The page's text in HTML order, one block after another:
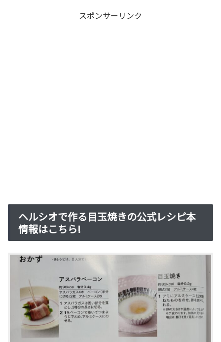
スポンサーリンク
ヘルシオで作る目玉焼きの公式レシピ本
情報はこちら!